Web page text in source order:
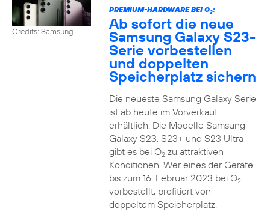
Credits: Samsung
PREMIUM-HARDWARE BEI O2:
Ab sofort die neue
Samsung Galaxy S23-
Serie vorbestellen
und doppelten
Speicherplatz sichern
Die neueste Samsung Galaxy Serie
ist ab heute im Vorverkauf
erhältlich. Die Modelle Samsung
Galaxy S23, S23+ und S23 Ultra
gibt es bei O2zu attraktiven
Konditionen. Wer eines der Geräte
bis zum 16. Februar 2023 bei O2
vorbestellt, profitiert von
doppeltem Speicherplatz.